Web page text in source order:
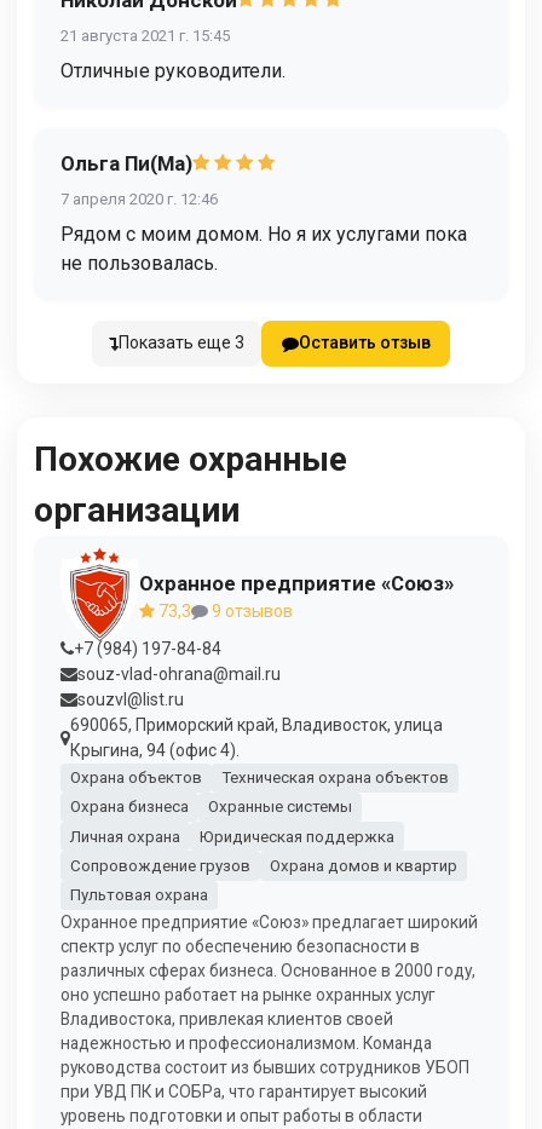
21 августа 2021 г. 15:45
Отличные руководители.
Ольга Пи(Ма)
7 апреля 2020 г. 12:46
Рядом с моим домом. Но я их услугами пока
не пользовалась.
Показать еще 3 Оставить отзыв
Похожие охранные
организации
Охранное предприятие «Союз»
73,3
9 отзывов
+7 (984) 197-84-84
souz-vlad-ohrana@mail.ru
souzvl@list.ru
690065, Приморский край, Владивосток, улица
Крыгина, 94 (офис 4).
Охрана объектов
Техническая охрана объектов
Охрана бизнеса
Охранные системы
Личная охрана
Юридическая поддержка
Сопровождение грузов
Охрана домов и квартир
Пультовая охрана
Охранное предприятие «Союз» предлагает широкий
спектр услуг по обеспечению безопасности в
различных сферах бизнеса. Основанное в 2000 году,
оно успешно работает на рынке охранных услуг
Владивостока, привлекая клиентов своей
надежностью и профессионализмом. Команда
руководства состоит из бывших сотрудников УБОП
при УВД ПК и СОБРа, что гарантирует высокий
уровень подготовки и опыт работы в области